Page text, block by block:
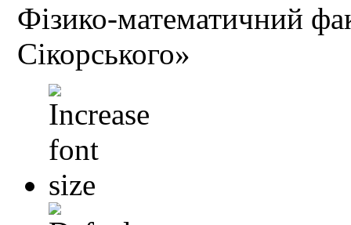
Фізико-математичний
Сікорського»